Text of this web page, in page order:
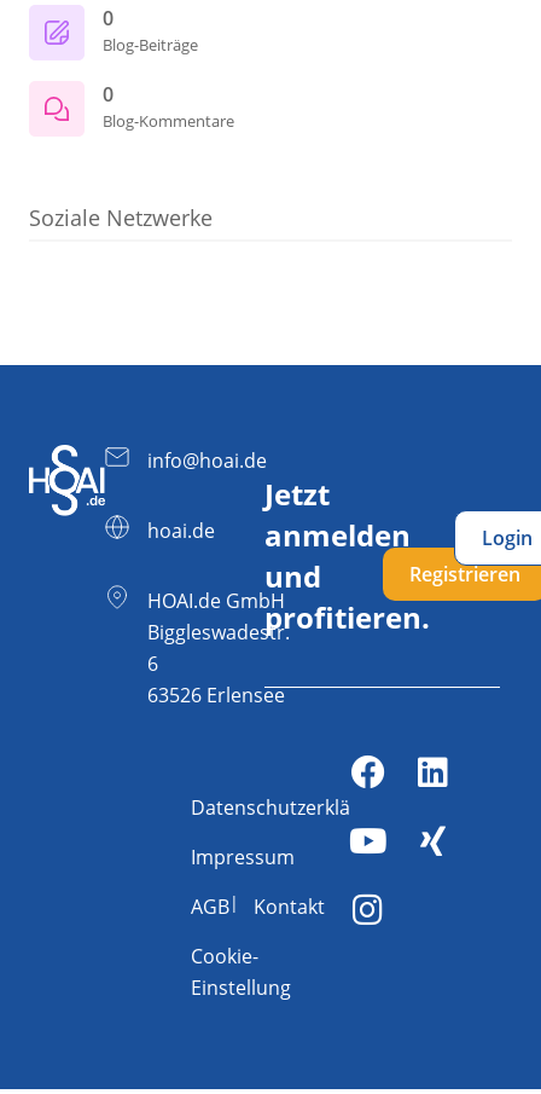
0
Blog-Beiträge
0
Blog-Kommentare
Soziale Netzwerke
info@hoai.de
hoai.de
HOAI.de GmbH
Biggleswadestr.
6
63526 Erlensee
Jetzt
anmelden
und
profitieren.
Registrieren
Login
Datenschutzerklärung
Impressum
AGB
Kontakt
Cookie-
Einstellung